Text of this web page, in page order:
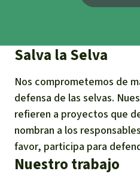
Salva la Selva
Nos comprometemos de
defensa de las selvas.
refieren a proyectos que
nombran a los
favor, participa para
Nuestro trabajo